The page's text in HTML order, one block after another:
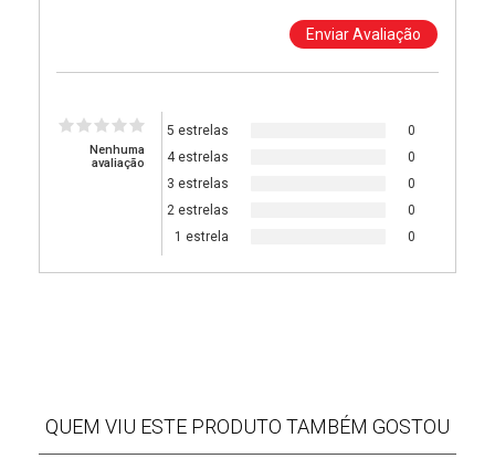
Nenhuma
avaliação
5 estrelas
0
4 estrelas
0
3 estrelas
0
2 estrelas
0
1 estrela
0
QUEM VIU ESTE PRODUTO TAMBÉM GOSTOU